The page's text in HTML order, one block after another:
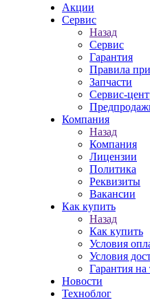
Акции
Сервис
Назад
Сервис
Гарантия
Правила
Запчасти
Сервис-
Компания
Назад
Компания
Лицензии
Политика
Реквизиты
Вакансии
Как купить
Назад
Как купить
Условия
Условия
Гарантия на
Новости
Техноблог